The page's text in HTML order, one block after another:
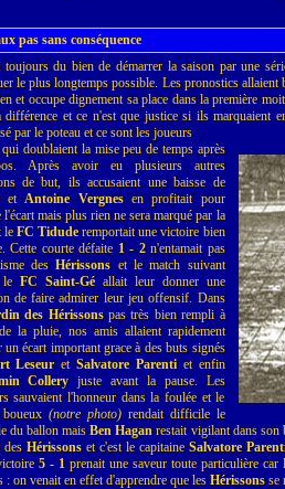
pas sans conséquence
toujours du bien de démarrer la saison par une
le plus longtemps possible. Les pronostics
et occupe dignement sa place dans la première
différence et ce n'est que justice si ils marquaient
par le poteau et ce sont les joueurs
doublaient la mise peu de temps après
Après avoir eu plusieurs autres
de but, ils accusaient une baisse de
etAntoine Vergnesen profitait pour
l'écart mais plus rien ne sera marqué par la
le FC Tidude remportait une victoire bien
Cette courte défaite 1 - 2n'entamait pas
desHérissons et le match suivant
leFC Saint-Gé allait leur donner une
de faire admirer leur jeu offensif. Dans
des Hérissonspas très bien rempli à
la pluie, nos amis allaient rapidement
un écart important grace à des buts signés
Leseur etSalvatore Parentiet enfin
Collery juste avant la pause. Les
sauvaient l'honneur dans la foulée et le
boueux(notre photo) rendait difficile le
du ballon maisBen Hagan restait vigilant dans
des Hérissonset c'est le capitaineSalvatore
5 - 1prenait une saveur toute particulière car
: on venait en effet d'apprendre que les Hérissonsse